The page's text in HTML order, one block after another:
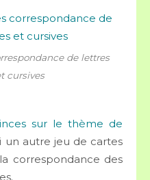
de lettres
cursives
sur le thème de
un autre jeu de cartes
correspondance des